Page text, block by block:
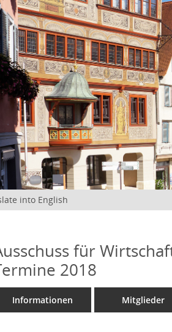
into English
für
2018
Informationen Mitglieder